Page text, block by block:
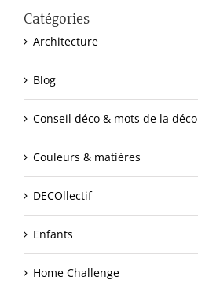
Catégories
Architecture
Blog
Conseil déco & mots de la déco
Couleurs & matières
DECOllectif
Enfants
Home Challenge